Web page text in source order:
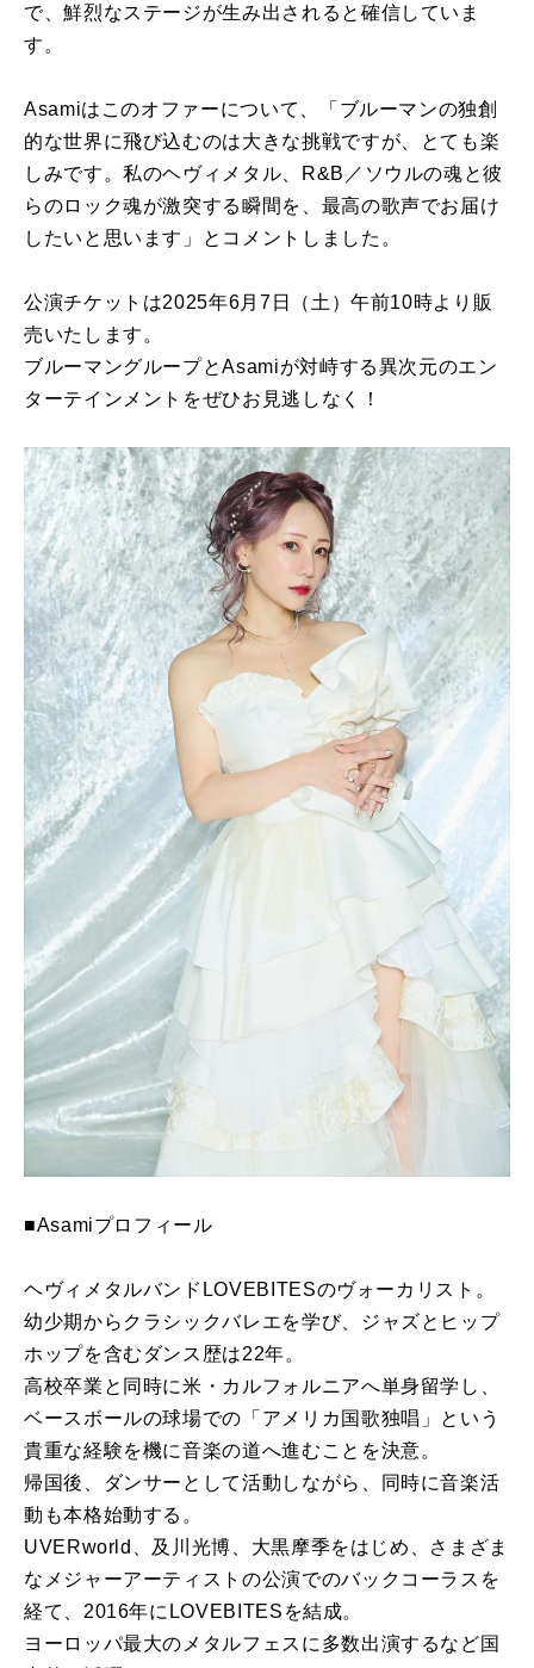
で、鮮烈なステージが生み出されると確信していま
す。
Asamiはこのオファーについて、「ブルーマンの独創
的な世界に飛び込むのは大きな挑戦ですが、とても楽
しみです。私のヘヴィメタル、R&B／ソウルの魂と彼
らのロック魂が激突する瞬間を、最高の歌声でお届け
したいと思います」とコメントしました。
公演チケットは2025年6月7日（土）午前10時より販
売いたします。
ブルーマングループとAsamiが対峙する異次元のエン
ターテインメントをぜひお見逃しなく！
■Asamiプロフィール
ヘヴィメタルバンドLOVEBITESのヴォーカリスト。
幼少期からクラシックバレエを学び、ジャズとヒップ
ホップを含むダンス歴は22年。
高校卒業と同時に米・カルフォルニアへ単身留学し、
ベースボールの球場での「アメリカ国歌独唱」という
貴重な経験を機に音楽の道へ進むことを決意。
帰国後、ダンサーとして活動しながら、同時に音楽活
動も本格始動する。
UVERworld、及川光博、大黒摩季をはじめ、さまざま
なメジャーアーティストの公演でのバックコーラスを
経て、2016年にLOVEBITESを結成。
ヨーロッパ最大のメタルフェスに多数出演するなど国